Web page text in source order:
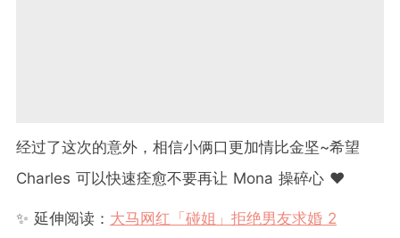
经过了这次的意外，相信小俩口更加情比金坚~希望
Charles 可以快速痊愈不要再让 Mona 操碎心 ❤️
✨ 延伸阅读： 大马网红「碰姐」拒绝男友求婚 2